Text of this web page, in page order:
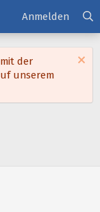
Anmelden
der
unserem